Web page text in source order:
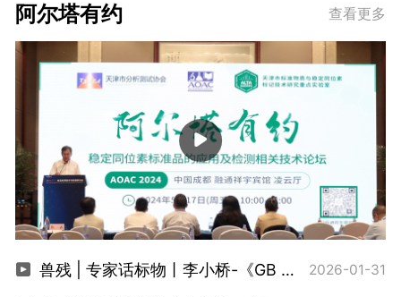
阿尔塔有约 查看更多

兽残 | 专家话标物丨李小桥-《GB 31659.9-2025卡巴氧和喹乙醇代谢残留标志物选择依据》 2026-01-31